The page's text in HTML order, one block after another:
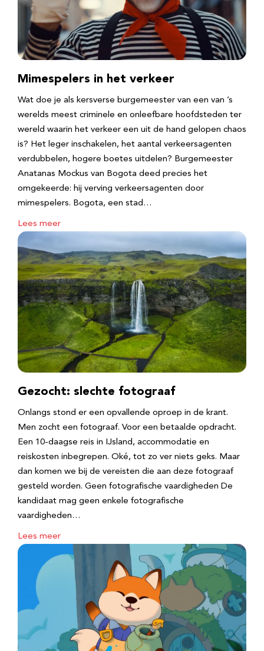
Mimespelers in het verkeer
Wat doe je als kersverse burgemeester van een van ’s
werelds meest criminele en onleefbare hoofdsteden ter
wereld waarin het verkeer een uit de hand gelopen chaos
is? Het leger inschakelen, het aantal verkeersagenten
verdubbelen, hogere boetes uitdelen? Burgemeester
Anatanas Mockus van Bogota deed precies het
omgekeerde: hij verving verkeersagenten door
mimespelers. Bogota, een stad…
Lees meer
Gezocht: slechte fotograaf
Onlangs stond er een opvallende oproep in de krant.
Men zocht een fotograaf. Voor een betaalde opdracht.
Een 10-daagse reis in IJsland, accommodatie en
reiskosten inbegrepen. Oké, tot zo ver niets geks. Maar
dan komen we bij de vereisten die aan deze fotograaf
gesteld worden. Geen fotografische vaardigheden De
kandidaat mag geen enkele fotografische
vaardigheden…
Lees meer